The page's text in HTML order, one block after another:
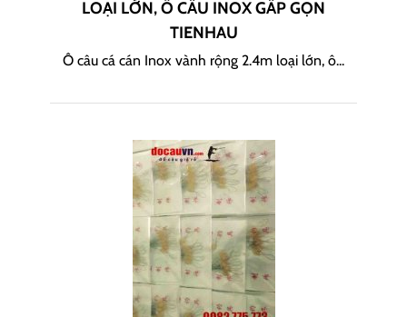
LOẠI LỚN, Ô CÂU INOX GẤP GỌN
TIENHAU
Ô câu cá cán Inox vành rộng 2.4m loại lớn, ô...